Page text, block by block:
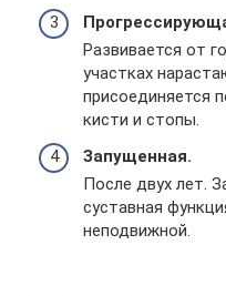
Развивается от
участках
присоединяется
кисти и стопы.
Запущенная.
После двух лет.
суставная
неподвижной.